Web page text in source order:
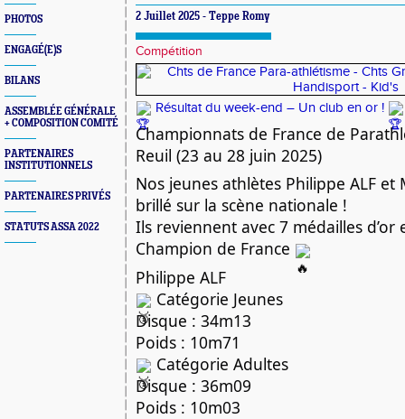
PHOTOS
ENGAGÉ(E)S
BILANS
ASSEMBLÉE GÉNÉRALE
+ COMPOSITION COMITÉ
PARTENAIRES
INSTITUTIONNELS
PARTENAIRES PRIVÉS
STATUTS ASSA 2022
2 Juillet 2025 - Teppe Romy
Compétition
Résultat du week-end – Un club en or !
Championnats de France de
Reuil (23 au 28 juin 2025)
Nos jeunes athlètes Philippe ALF et
brillé sur la scène nationale !
Ils reviennent avec 7 médailles
Champion de France
Philippe ALF
Catégorie Jeunes
Disque : 34m13
Poids : 10m71
Catégorie Adultes
Disque : 36m09
Poids : 10m03